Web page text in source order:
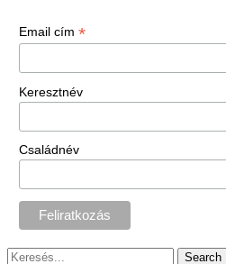
Email cím *
Keresztnév
Családnév